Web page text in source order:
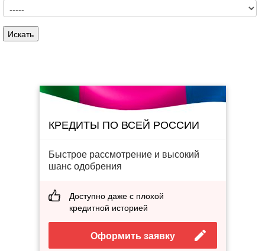
КРЕДИТЫ ПО ВСЕЙ РОССИИ
Быстрое рассмотрение и высокий
шанс одобрения
Доступно даже с плохой
кредитной историей
Оформить заявку